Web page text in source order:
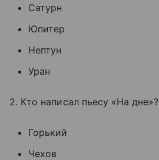
Сатурн
Юпитер
Нептун
Уран
2. Кто написал пьесу «На дне»?
Горький
Чехов